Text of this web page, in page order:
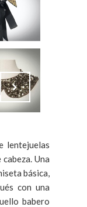
lentejuelas
Una
básica,
con una
babero